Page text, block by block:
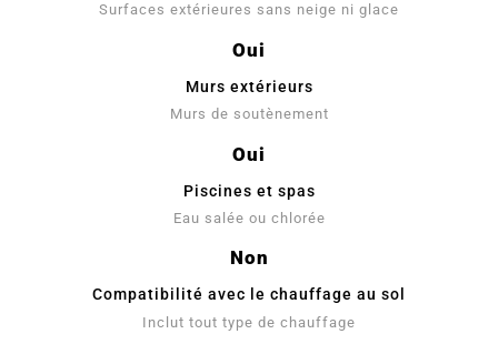
Surfaces extérieures sans neige ni glace
Oui
Murs extérieurs
Murs de soutènement
Oui
Piscines et spas
Eau salée ou chlorée
Non
Compatibilité avec le chauffage au sol
Inclut tout type de chauffage